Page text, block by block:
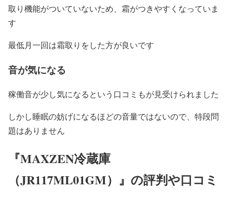
取り機能がついていないため、 霜がつきやすくなっていま
す
最低月一回は霜取りをした方が良いです
音が気になる
稼働音が少し気になるという口コミもが見受けられました
しかし睡眠の妨げになるほどの音量ではないので、特段問
題はありません
『MAXZEN冷蔵庫
（JR117ML01GM） 』の評判や口コミ